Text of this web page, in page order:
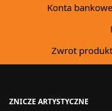
Konta bankowe
Zwrot
ZNICZE ARTYSTYCZNE